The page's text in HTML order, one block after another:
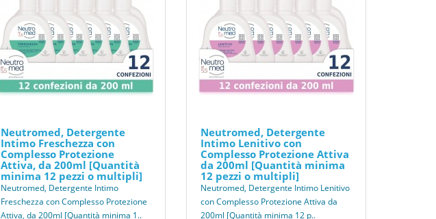
Neutromed, Detergente
Intimo Freschezza con
Complesso Protezione
Attiva, da 200ml [Quantità
minima 12 pezzi o multipli]
Neutromed, Detergente Intimo
Freschezza con Complesso Protezione
Attiva, da 200ml [Quantità minima 1..
Neutromed, Detergente
Intimo Lenitivo con
Complesso Protezione Attiva
da 200ml [Quantità minima
12 pezzi o multipli]
Neutromed, Detergente Intimo Lenitivo
con Complesso Protezione Attiva da
200ml [Quantità minima 12 p..